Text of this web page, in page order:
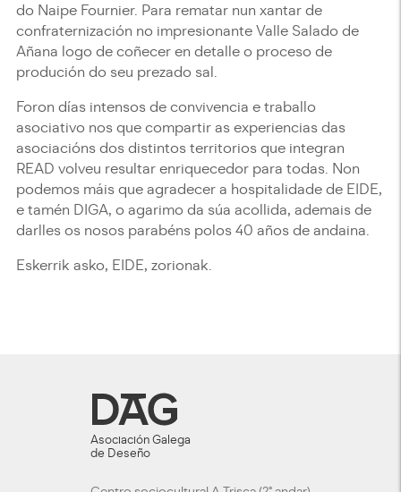
do Naipe Fournier. Para rematar nun xantar de
confraternización no impresionante Valle Salado de
Añana logo de coñecer en detalle o proceso de
produción do seu prezado sal.
Foron días intensos de convivencia e traballo
asociativo nos que compartir as experiencias das
asociacións dos distintos territorios que integran
READ volveu resultar enriquecedor para todas. Non
podemos máis que agradecer a hospitalidade de EIDE,
e tamén DIGA, o agarimo da súa acollida, ademais de
darlles os nosos parabéns polos 40 años de andaina.
Eskerrik asko, EIDE, zorionak.
Asociación Galega
de Deseño